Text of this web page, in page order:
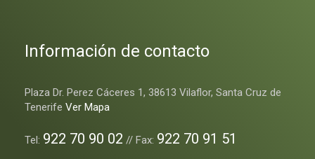
Información de contacto
Plaza Dr. Perez Cáceres 1, 38613 Vilaflor, Santa Cruz de
Tenerife Ver Mapa
Tel: 922 70 90 02 // Fax: 922 70 91 51